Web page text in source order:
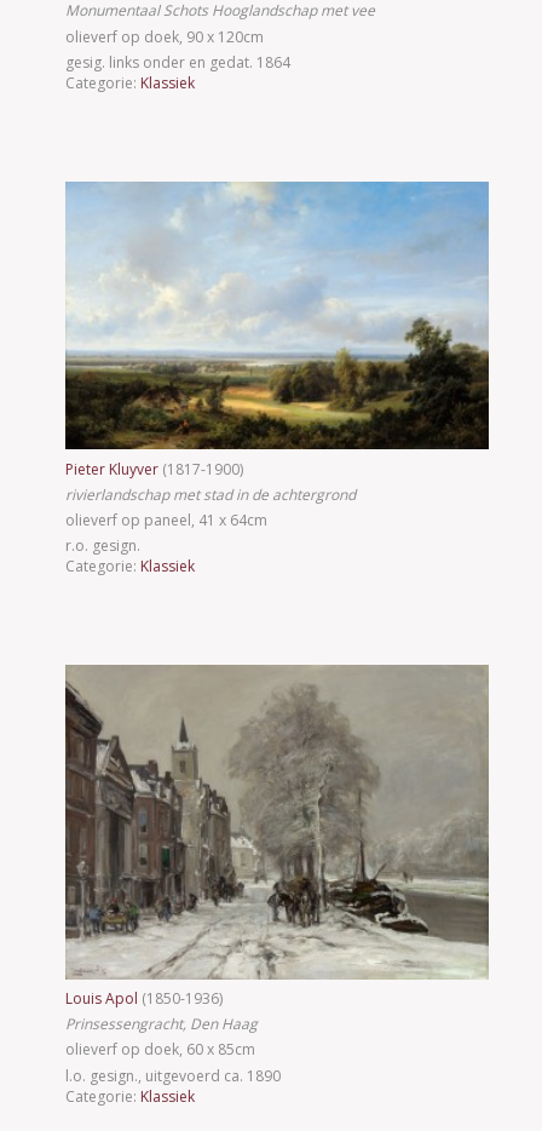
Monumentaal Schots Hooglandschap met vee
olieverf op doek, 90 x 120cm
gesig. links onder en gedat. 1864
Categorie: Klassiek
Pieter Kluyver (1817-1900)
rivierlandschap met stad in de achtergrond
olieverf op paneel, 41 x 64cm
r.o. gesign.
Categorie: Klassiek
Louis Apol (1850-1936)
Prinsessengracht, Den Haag
olieverf op doek, 60 x 85cm
l.o. gesign., uitgevoerd ca. 1890
Categorie: Klassiek